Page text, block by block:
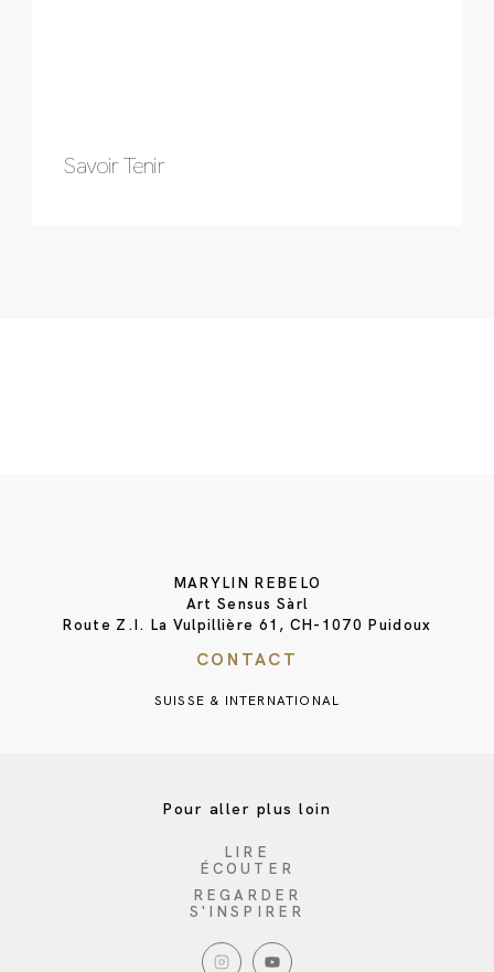
Savoir Tenir
MARYLIN REBELO
Art Sensus Sàrl
Route Z.I. La Vulpillière 61, CH-1070 Puidoux
CONTACT
SUISSE & INTERNATIONAL
Pour aller plus loin
LIRE
ÉCOUTER
REGARDER
S'INSPIRER